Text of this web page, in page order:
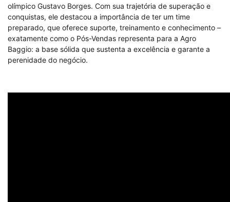
olímpico Gustavo Borges. Com sua trajetória de superação e
conquistas, ele destacou a importância de ter um time
preparado, que oferece suporte, treinamento e conhecimento –
exatamente como o Pós-Vendas representa para a Agro
Baggio: a base sólida que sustenta a excelência e garante a
perenidade do negócio.